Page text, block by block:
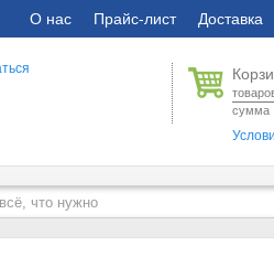
О нас Прайс-лист Доставка
сумма